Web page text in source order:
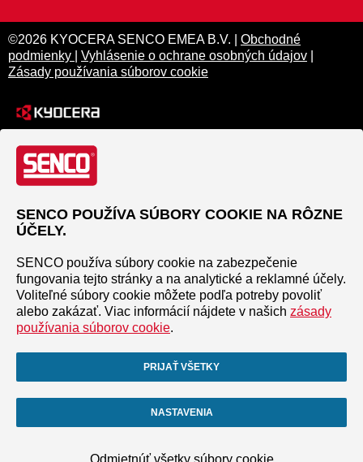
©2026 KYOCERA SENCO EMEA B.V. | Obchodné
podmienky
Vyhlásenie o ochrane osobných údajov
Zásady používania súborov cookie
SENCO POUŽÍVA SÚBORY COOKIE NA RÔZNE
ÚČELY.
SENCO používa súbory cookie na zabezpečenie
fungovania tejto stránky a na analytické a reklamné účely.
Voliteľné súbory cookie môžete podľa potreby povoliť
alebo zakázať. Viac informácií nájdete v našich zásady
používania súborov cookie.
PRIJAŤ VŠETKY
NASTAVENIA
Odmietnúť všetky súbory cookie